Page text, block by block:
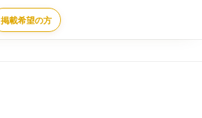
掲載希望の方